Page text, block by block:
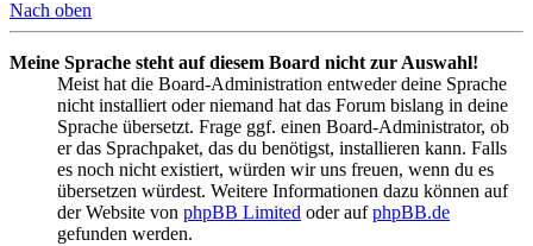
Nach oben
Meine Sprache steht auf diesem Board nicht zur Auswahl!
Meist hat die Board-Administration entweder deine Sprache
nicht installiert oder niemand hat das Forum bislang in deine
Sprache übersetzt. Frage ggf. einen Board-Administrator, ob
er das Sprachpaket, das du benötigst, installieren kann. Falls
es noch nicht existiert, würden wir uns freuen, wenn du es
übersetzen würdest. Weitere Informationen dazu können auf
der Website von phpBB Limited oder aufphpBB.de
gefunden werden.